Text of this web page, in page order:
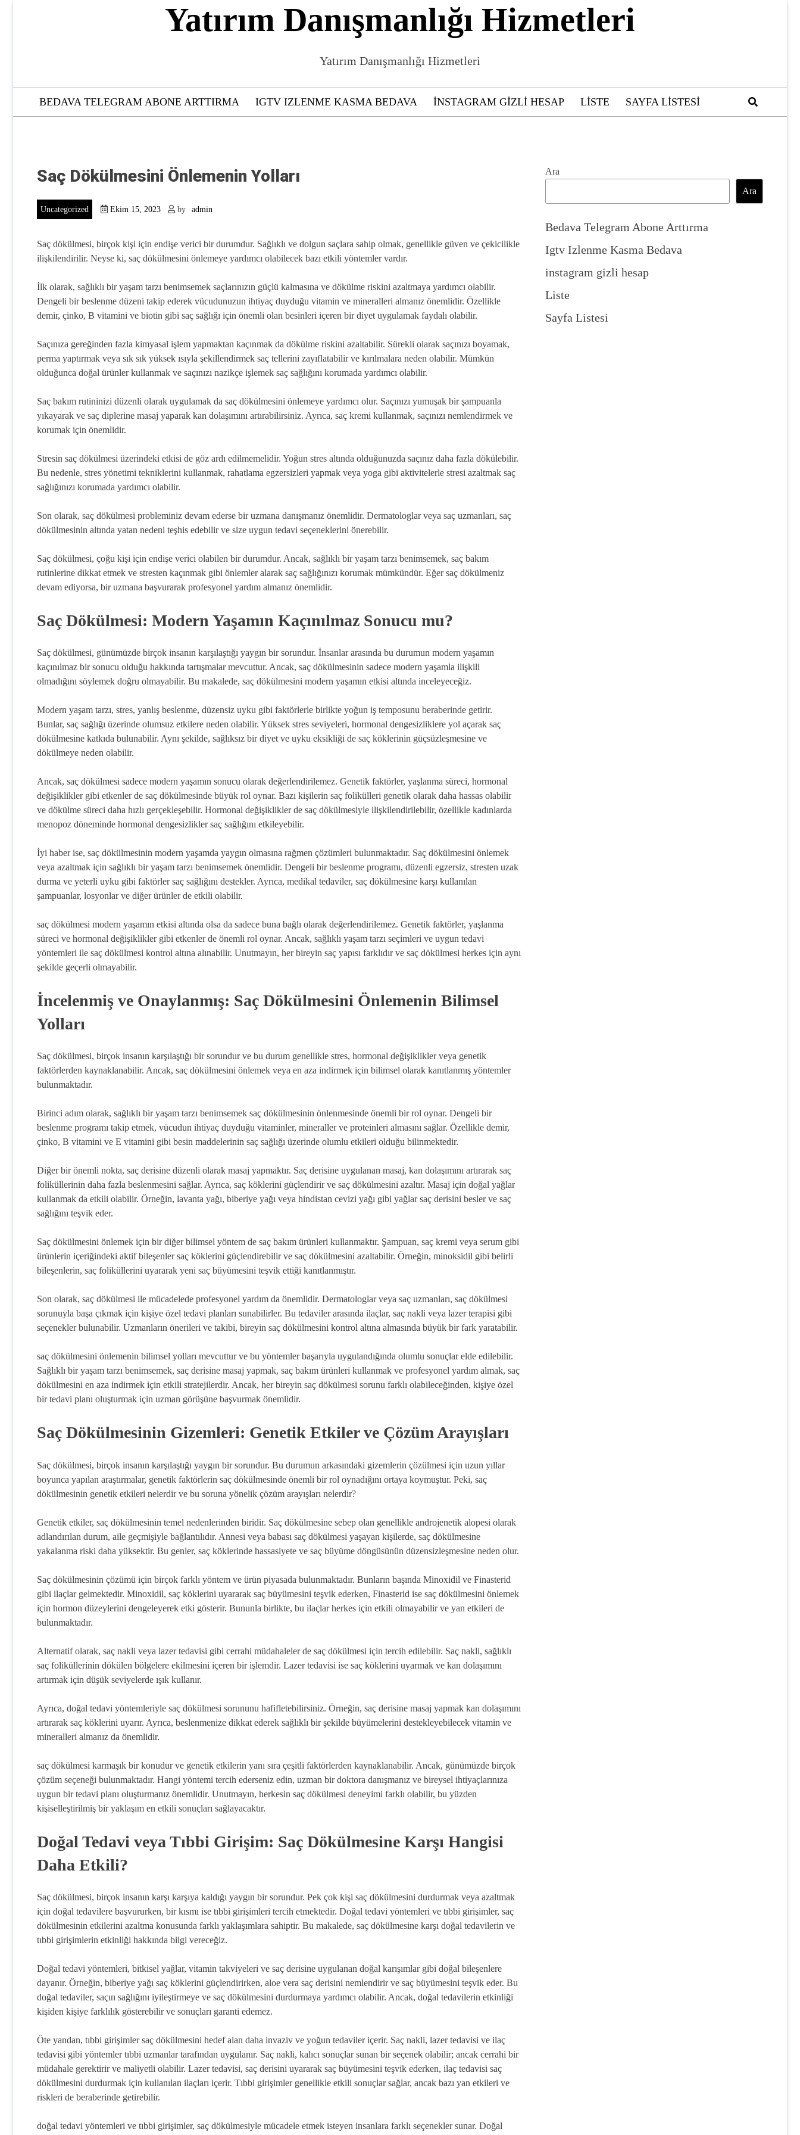
Yatırım Danışmanlığı Hizmetleri
Yatırım Danışmanlığı Hizmetleri
BEDAVA TELEGRAM ABONE ARTTIRMA IGTV IZLENME KASMA BEDAVA INSTAGRAM GIZLI HESAP LISTE SAYFA LISTESI
Saç Dökülmesini Önlemenin Yolları
Uncategorized Ekim 15, 2023 by admin
Saç dökülmesi, birçok kişi için endişe verici bir durumdur. Sağlıklı ve dolgun saçlara sahip olmak, genellikle güven ve çekicilikle
ilişkilendirilir. Neyse ki, saç dökülmesini önlemeye yardımcı olabilecek bazı etkili yöntemler vardır.
İlk olarak, sağlıklı bir yaşam tarzı benimsemek saçlarınızın güçlü kalmasına ve dökülme riskini azaltmaya yardımcı olabilir.
Dengeli bir beslenme düzeni takip ederek vücudunuzun ihtiyaç duyduğu vitamin ve mineralleri almanız önemlidir. Özellikle
demir, çinko, B vitamini ve biotin gibi saç sağlığı için önemli olan besinleri içeren bir diyet uygulamak faydalı olabilir.
Saçınıza gereğinden fazla kimyasal işlem yapmaktan kaçınmak da dökülme riskini azaltabilir. Sürekli olarak saçınızı boyamak,
perma yaptırmak veya sık sık yüksek ısıyla şekillendirmek saç tellerini zayıflatabilir ve kırılmalara neden olabilir. Mümkün
olduğunca doğal ürünler kullanmak ve saçınızı nazikçe işlemek saç sağlığını korumada yardımcı olabilir.
Saç bakım rutininizi düzenli olarak uygulamak da saç dökülmesini önlemeye yardımcı olur. Saçınızı yumuşak bir şampuanla
yıkayarak ve saç diplerine masaj yaparak kan dolaşımını artırabilirsiniz. Ayrıca, saç kremi kullanmak, saçınızı nemlendirmek ve
korumak için önemlidir.
Stresin saç dökülmesi üzerindeki etkisi de göz ardı edilmemelidir. Yoğun stres altında olduğunuzda saçınız daha fazla dökülebilir.
Bu nedenle, stres yönetimi tekniklerini kullanmak, rahatlama egzersizleri yapmak veya yoga gibi aktivitelerle stresi azaltmak saç
sağlığınızı korumada yardımcı olabilir.
Son olarak, saç dökülmesi probleminiz devam ederse bir uzmana danışmanız önemlidir. Dermatologlar veya saç uzmanları, saç
dökülmesinin altında yatan nedeni teşhis edebilir ve size uygun tedavi seçeneklerini önerebilir.
Saç dökülmesi, çoğu kişi için endişe verici olabilen bir durumdur. Ancak, sağlıklı bir yaşam tarzı benimsemek, saç bakım
rutinlerine dikkat etmek ve stresten kaçınmak gibi önlemler alarak saç sağlığınızı korumak mümkündür. Eğer saç dökülmeniz
devam ediyorsa, bir uzmana başvurarak profesyonel yardım almanız önemlidir.
Saç Dökülmesi: Modern Yaşamın Kaçınılmaz Sonucu mu?
Saç dökülmesi, günümüzde birçok insanın karşılaştığı yaygın bir sorundur. İnsanlar arasında bu durumun modern yaşamın
kaçınılmaz bir sonucu olduğu hakkında tartışmalar mevcuttur. Ancak, saç dökülmesinin sadece modern yaşamla ilişkili
olmadığını söylemek doğru olmayabilir. Bu makalede, saç dökülmesini modern yaşamın etkisi altında inceleyeceğiz.
Modern yaşam tarzı, stres, yanlış beslenme, düzensiz uyku gibi faktörlerle birlikte yoğun iş temposunu beraberinde getirir.
Bunlar, saç sağlığı üzerinde olumsuz etkilere neden olabilir. Yüksek stres seviyeleri, hormonal dengesizliklere yol açarak saç
dökülmesine katkıda bulunabilir. Aynı şekilde, sağlıksız bir diyet ve uyku eksikliği de saç köklerinin güçsüzleşmesine ve
dökülmeye neden olabilir.
Ancak, saç dökülmesi sadece modern yaşamın sonucu olarak değerlendirilemez. Genetik faktörler, yaşlanma süreci, hormonal
değişiklikler gibi etkenler de saç dökülmesinde büyük rol oynar. Bazı kişilerin saç folikülleri genetik olarak daha hassas olabilir
ve dökülme süreci daha hızlı gerçekleşebilir. Hormonal değişiklikler de saç dökülmesiyle ilişkilendirilebilir, özellikle kadınlarda
menopoz döneminde hormonal dengesizlikler saç sağlığını etkileyebilir.
İyi haber ise, saç dökülmesinin modern yaşamda yaygın olmasına rağmen çözümleri bulunmaktadır. Saç dökülmesini önlemek
veya azaltmak için sağlıklı bir yaşam tarzı benimsemek önemlidir. Dengeli bir beslenme programı, düzenli egzersiz, stresten uzak
durma ve yeterli uyku gibi faktörler saç sağlığını destekler. Ayrıca, medikal tedaviler, saç dökülmesine karşı kullanılan
şampuanlar, losyonlar ve diğer ürünler de etkili olabilir.
saç dökülmesi modern yaşamın etkisi altında olsa da sadece buna bağlı olarak değerlendirilemez. Genetik faktörler, yaşlanma
süreci ve hormonal değişiklikler gibi etkenler de önemli rol oynar. Ancak, sağlıklı yaşam tarzı seçimleri ve uygun tedavi
yöntemleri ile saç dökülmesi kontrol altına alınabilir. Unutmayın, her bireyin saç yapısı farklıdır ve saç dökülmesi herkes için aynı
şekilde geçerli olmayabilir.
İncelenmiş ve Onaylanmış: Saç Dökülmesini Önlemenin Bilimsel
Yolları
Saç dökülmesi, birçok insanın karşılaştığı bir sorundur ve bu durum genellikle stres, hormonal değişiklikler veya genetik
faktörlerden kaynaklanabilir. Ancak, saç dökülmesini önlemek veya en aza indirmek için bilimsel olarak kanıtlanmış yöntemler
bulunmaktadır.
Birinci adım olarak, sağlıklı bir yaşam tarzı benimsemek saç dökülmesinin önlenmesinde önemli bir rol oynar. Dengeli bir
beslenme programı takip etmek, vücudun ihtiyaç duyduğu vitaminler, mineraller ve proteinleri almasını sağlar. Özellikle demir,
çinko, B vitamini ve E vitamini gibi besin maddelerinin saç sağlığı üzerinde olumlu etkileri olduğu bilinmektedir.
Diğer bir önemli nokta, saç derisine düzenli olarak masaj yapmaktır. Saç derisine uygulanan masaj, kan dolaşımını artırarak saç
foliküllerinin daha fazla beslenmesini sağlar. Ayrıca, saç köklerini güçlendirir ve saç dökülmesini azaltır. Masaj için doğal yağlar
kullanmak da etkili olabilir. Örneğin, lavanta yağı, biberiye yağı veya hindistan cevizi yağı gibi yağlar saç derisini besler ve saç
sağlığını teşvik eder.
Saç dökülmesini önlemek için bir diğer bilimsel yöntem de saç bakım ürünleri kullanmaktır. Şampuan, saç kremi veya serum gibi
ürünlerin içeriğindeki aktif bileşenler saç köklerini güçlendirebilir ve saç dökülmesini azaltabilir. Örneğin, minoksidil gibi belirli
bileşenlerin, saç foliküllerini uyararak yeni saç büyümesini teşvik ettiği kanıtlanmıştır.
Son olarak, saç dökülmesi ile mücadelede profesyonel yardım da önemlidir. Dermatologlar veya saç uzmanları, saç dökülmesi
sorunuyla başa çıkmak için kişiye özel tedavi planları sunabilirler. Bu tedaviler arasında ilaçlar, saç nakli veya lazer terapisi gibi
seçenekler bulunabilir. Uzmanların önerileri ve takibi, bireyin saç dökülmesini kontrol altına almasında büyük bir fark yaratabilir.
saç dökülmesini önlemenin bilimsel yolları mevcuttur ve bu yöntemler başarıyla uygulandığında olumlu sonuçlar elde edilebilir.
Sağlıklı bir yaşam tarzı benimsemek, saç derisine masaj yapmak, saç bakım ürünleri kullanmak ve profesyonel yardım almak, saç
dökülmesini en aza indirmek için etkili stratejilerdir. Ancak, her bireyin saç dökülmesi sorunu farklı olabileceğinden, kişiye özel
bir tedavi planı oluşturmak için uzman görüşüne başvurmak önemlidir.
Saç Dökülmesinin Gizemleri: Genetik Etkiler ve Çözüm Arayışları
Saç dökülmesi, birçok insanın karşılaştığı yaygın bir sorundur. Bu durumun arkasındaki gizemlerin çözülmesi için uzun yıllar
boyunca yapılan araştırmalar, genetik faktörlerin saç dökülmesinde önemli bir rol oynadığını ortaya koymuştur. Peki, saç
dökülmesinin genetik etkileri nelerdir ve bu soruna yönelik çözüm arayışları nelerdir?
Genetik etkiler, saç dökülmesinin temel nedenlerinden biridir. Saç dökülmesine sebep olan genellikle androjenetik alopesi olarak
adlandırılan durum, aile geçmişiyle bağlantılıdır. Annesi veya babası saç dökülmesi yaşayan kişilerde, saç dökülmesine
yakalanma riski daha yüksektir. Bu genler, saç köklerinde hassasiyete ve saç büyüme döngüsünün düzensizleşmesine neden olur.
Saç dökülmesinin çözümü için birçok farklı yöntem ve ürün piyasada bulunmaktadır. Bunların başında Minoxidil ve Finasterid
gibi ilaçlar gelmektedir. Minoxidil, saç köklerini uyararak saç büyümesini teşvik ederken, Finasterid ise saç dökülmesini önlemek
için hormon düzeylerini dengeleyerek etki gösterir. Bununla birlikte, bu ilaçlar herkes için etkili olmayabilir ve yan etkileri de
bulunmaktadır.
Alternatif olarak, saç nakli veya lazer tedavisi gibi cerrahi müdahaleler de saç dökülmesi için tercih edilebilir. Saç nakli, sağlıklı
saç foliküllerinin dökülen bölgelere ekilmesini içeren bir işlemdir. Lazer tedavisi ise saç köklerini uyarmak ve kan dolaşımını
artırmak için düşük seviyelerde ışık kullanır.
Ayrıca, doğal tedavi yöntemleriyle saç dökülmesi sorununu hafifletebilirsiniz. Örneğin, saç derisine masaj yapmak kan dolaşımını
artırarak saç köklerini uyarır. Ayrıca, beslenmenize dikkat ederek sağlıklı bir şekilde büyümelerini destekleyebilecek vitamin ve
mineralleri almanız da önemlidir.
saç dökülmesi karmaşık bir konudur ve genetik etkilerin yanı sıra çeşitli faktörlerden kaynaklanabilir. Ancak, günümüzde birçok
çözüm seçeneği bulunmaktadır. Hangi yöntemi tercih ederseniz edin, uzman bir doktora danışmanız ve bireysel ihtiyaçlarınıza
uygun bir tedavi planı oluşturmanız önemlidir. Unutmayın, herkesin saç dökülmesi deneyimi farklı olabilir, bu yüzden
kişiselleştirilmiş bir yaklaşım en etkili sonuçları sağlayacaktır.
Doğal Tedavi veya Tıbbi Girişim: Saç Dökülmesine Karşı Hangisi
Daha Etkili?
Saç dökülmesi, birçok insanın karşı karşıya kaldığı yaygın bir sorundur. Pek çok kişi saç dökülmesini durdurmak veya azaltmak
için doğal tedavilere başvururken, bir kısmı ise tıbbi girişimleri tercih etmektedir. Doğal tedavi yöntemleri ve tıbbi girişimler, saç
dökülmesinin etkilerini azaltma konusunda farklı yaklaşımlara sahiptir. Bu makalede, saç dökülmesine karşı doğal tedavilerin ve
tıbbi girişimlerin etkinliği hakkında bilgi vereceğiz.
Doğal tedavi yöntemleri, bitkisel yağlar, vitamin takviyeleri ve saç derisine uygulanan doğal karışımlar gibi doğal bileşenlere
dayanır. Örneğin, biberiye yağı saç köklerini güçlendirirken, aloe vera saç derisini nemlendirir ve saç büyümesini teşvik eder. Bu
doğal tedaviler, saçın sağlığını iyileştirmeye ve saç dökülmesini durdurmaya yardımcı olabilir. Ancak, doğal tedavilerin etkinliği
kişiden kişiye farklılık gösterebilir ve sonuçları garanti edemez.
Öte yandan, tıbbi girişimler saç dökülmesini hedef alan daha invaziv ve yoğun tedaviler içerir. Saç nakli, lazer tedavisi ve ilaç
tedavisi gibi yöntemler tıbbi uzmanlar tarafından uygulanır. Saç nakli, kalıcı sonuçlar sunan bir seçenek olabilir; ancak cerrahi bir
müdahale gerektirir ve maliyetli olabilir. Lazer tedavisi, saç derisini uyararak saç büyümesini teşvik ederken, ilaç tedavisi saç
dökülmesini durdurmak için kullanılan ilaçları içerir. Tıbbi girişimler genellikle etkili sonuçlar sağlar, ancak bazı yan etkileri ve
riskleri de beraberinde getirebilir.
doğal tedavi yöntemleri ve tıbbi girişimler, saç dökülmesiyle mücadele etmek isteyen insanlara farklı seçenekler sunar. Doğal
Ara
Ara
Bedava Telegram Abone Arttırma
Igtv Izlenme Kasma Bedava
instagram gizli hesap
Liste
Sayfa Listesi